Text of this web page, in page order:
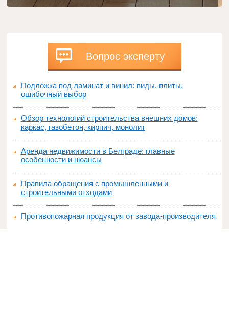
Вопрос эксперту
Подложка под ламинат и винил: виды, плиты,
ошибочный выбор
Обзор технологий строительства внешних домов:
каркас, газобетон, кирпич, монолит
Аренда недвижимости в Белграде: главные
особенности и нюансы
Правила обращения с промышленными и
строительными отходами
Противопожарная продукция от завода-производителя